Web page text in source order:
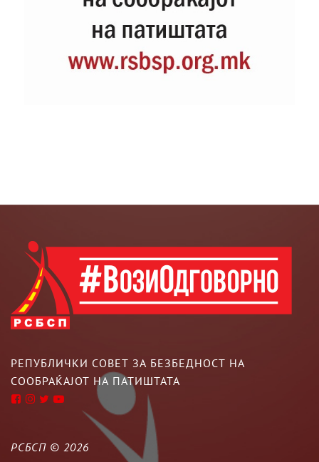
РЕПУБЛИЧКИ СОВЕТ ЗА БЕЗБЕДНОСТ НА
СООБРАЌАЈОТ НА ПАТИШТАТА
РСБСП © 2026